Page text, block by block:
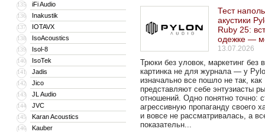
135 iFi Audio
136 Inakustik
137 IOTAVX
138 IsoAcoustics
139 Isol-8
140 IsoTek
141 Jadis
142 Jico
143 JL Audio
144 JVC
145 Karan Acoustics
146 Kauber
Тест
акустики
Ruby 25:
одежке —
13.07.2026
Трюки без уловок, маркетинг без
картинка не для журнала — у
изначально все пошло не так, как
представляют себе энтузиасты
отношений. Одно понятно точно:
агрессивную пропаганду своего
и вовсе не рассматривалась, а
показательн...